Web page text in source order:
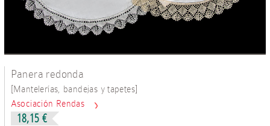
Panera redonda
[Mantelerías, bandejas y tapetes]
Asociación Rendas
18,15 €